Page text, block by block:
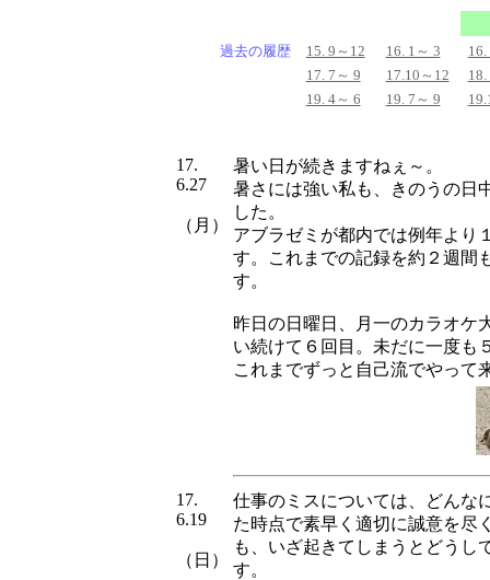
過去の履歴 15. 9～12 16. 1～ 3
17. 7～ 9
17.10～12
19. 4～ 6
19. 7～ 9
17.
6.27
（月）
暑い日が続きますねぇ～。
暑さには強い私も、きのうの日
した。
アブラゼミが都内では例年より
す。これまでの記録を約２週間
す。
昨日の日曜日、月一のカラオケ
い続けて６回目。未だに一度も
これまでずっと自己流でやって
17.
6.19
（日）
仕事のミスについては、どんな
た時点で素早く適切に誠意を尽
も、いざ起きてしまうとどうし
す。